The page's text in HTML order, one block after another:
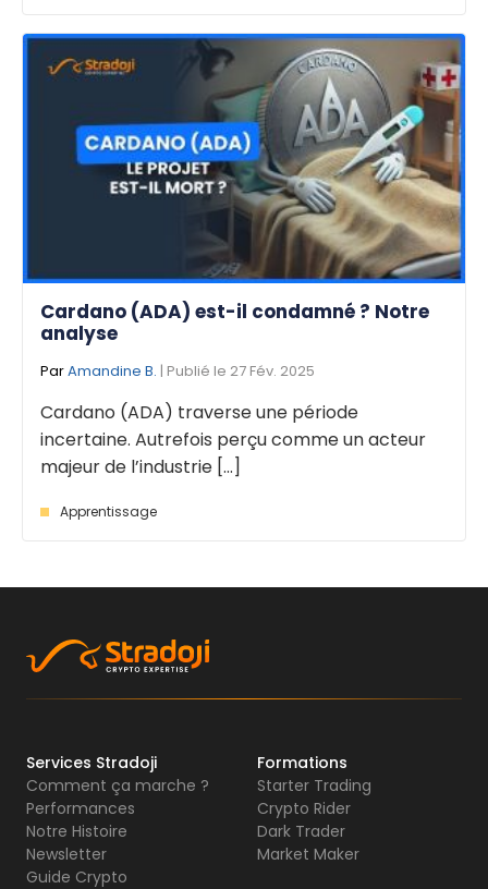
Cardano (ADA) est-il condamné ? Notre
analyse
ParAmandine B. | Publié le 27 Fév. 2025
Cardano (ADA) traverse une période
incertaine. Autrefois perçu comme un acteur
majeur de l’industrie [...]
Apprentissage
Services Stradoji
Comment ça marche ?
Performances
Notre Histoire
Newsletter
Guide Crypto
Formations
Starter Trading
Crypto Rider
Dark Trader
Market Maker